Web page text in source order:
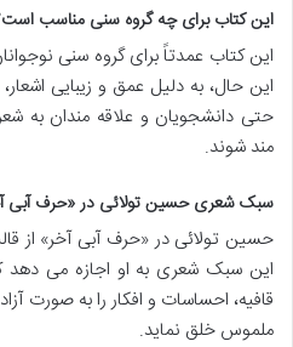
این کتاب برای چه گروه سنی مناسب
این حال، به دلیل عمق و زیبایی
حتی دانشجویان و علاقه مندان به
مند شوند.
سبک شعری حسین تولائی در «حرف آبی
حسین تولائی در «حرف آبی آخر» از
این سبک شعری به او اجازه می
قافیه، احساسات و افکار را به صورت
ملموس خلق نماید.